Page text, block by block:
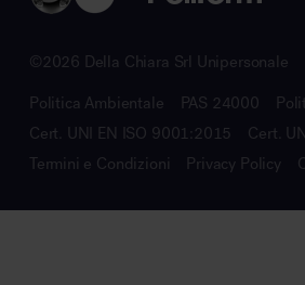
©2026 Della Chiara Srl Unipersonale
Politica Ambientale PAS 24000
Cert. UNI EN ISO 9001:2015
Cert.
Termini e Condizioni
Privacy Policy